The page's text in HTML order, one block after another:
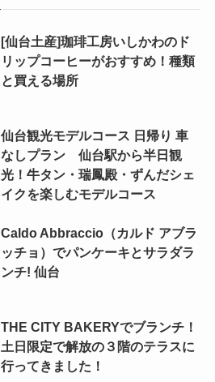
[仙台土産]珈琲工房いしかわのド
リップコーヒーがおすすめ！種類
と買える場所
仙台観光モデルコース 日帰り 車
なしプラン 仙台駅から半日観
光！牛タン・瑞鳳殿・ずんだシェ
イクを楽しむモデルコース
Caldo Abbraccio（カルド アブラ
ッチョ）でパンケーキとサラダラ
ンチ! 仙台
THE CITY BAKERYでブランチ！
土日限定で解放の３階のテラスに
行ってきました！